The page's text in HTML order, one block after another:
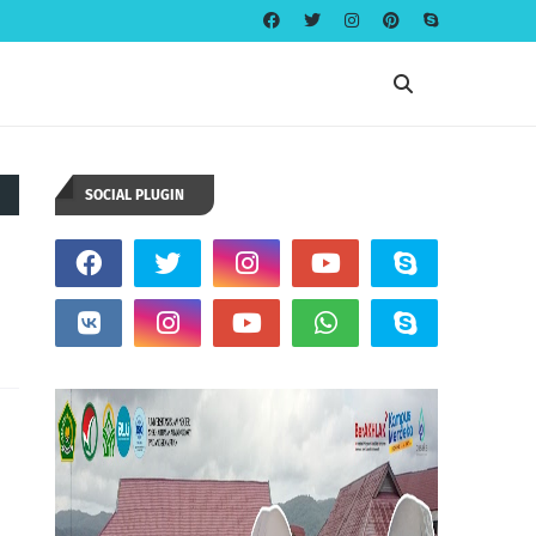
SOCIAL PLUGIN